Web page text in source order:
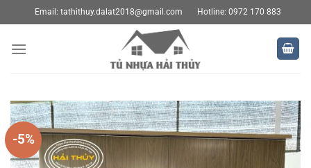
qua
nội
Email: tathithuy.dalat2018@gmail.com Hotline: 0972 170 883
-5%